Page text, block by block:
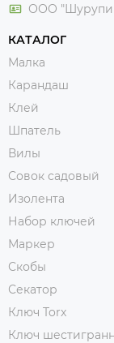
ООО
КАТАЛОГ
Малка
Карандаш
Клей
Шпатель
Вилы
Совок садовый
Изолента
Набор ключей
Маркер
Скобы
Секатор
Ключ Torx
Ключ